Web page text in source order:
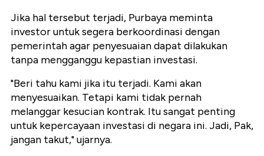
Jika hal tersebut terjadi, Purbaya meminta
investor untuk segera berkoordinasi dengan
pemerintah agar penyesuaian dapat dilakukan
tanpa mengganggu kepastian investasi.
"Beri tahu kami jika itu terjadi. Kami akan
menyesuaikan. Tetapi kami tidak pernah
melanggar kesucian kontrak. Itu sangat penting
untuk kepercayaan investasi di negara ini. Jadi, Pak,
jangan takut," ujarnya.